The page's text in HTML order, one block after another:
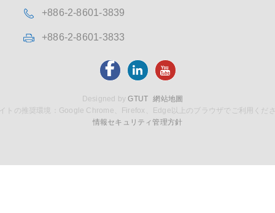
+886-2-8601-3839
+886-2-8601-3833
Designed byGTUT 網站地圖
トの推奨環境：Google Chrome、Firefox、Edge以上のブラウザでご利用くだ
情報セキュリティ管理方針